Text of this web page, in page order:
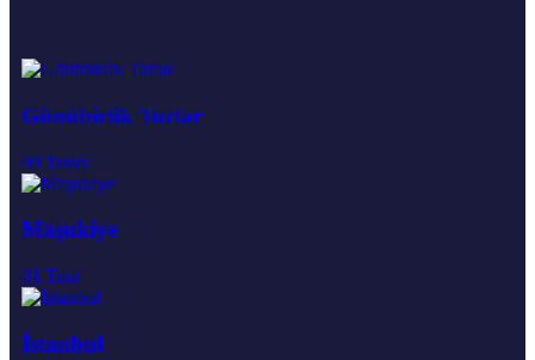
Günübirlik Turlar
09 Tours
Maşukiye
01 Tour
İstanbul